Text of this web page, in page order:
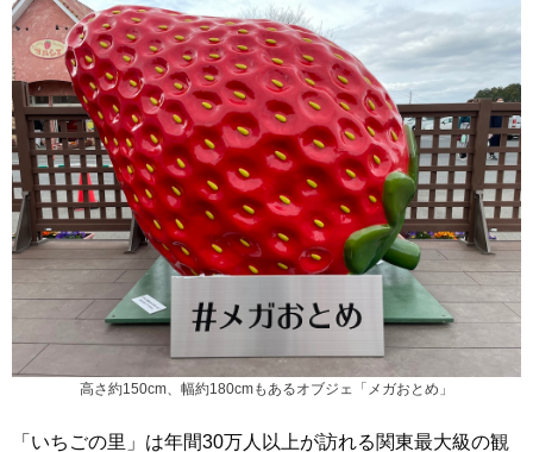
高さ約150cm、幅約180cmもあるオブジェ「メガおとめ」
「いちごの里」は年間30万人以上が訪れる関東最大級の観